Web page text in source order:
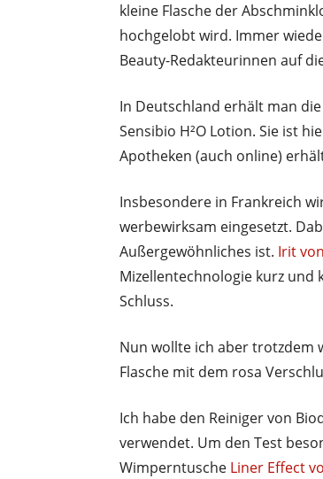
kleine Flasche der
hochgelobt wird. Immer
Beauty-Redakteurinnen auf
In Deutschland erhält man
Sensibio H²O Lotion. Sie ist
Apotheken (auch online)
Insbesondere in Frankreich
werbewirksam eingesetzt.
Außergewöhnliches ist. Irit
Mizellentechnologie kurz und
Schluss.
Nun wollte ich aber trotzdem
Flasche mit dem rosa
Ich habe den Reiniger von
verwendet. Um den Test
Wimperntusche Liner Effect